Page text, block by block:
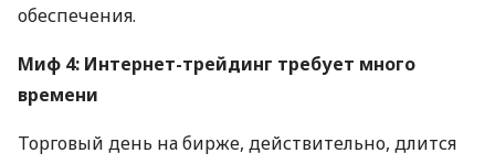
обеспечения.
Миф 4: Интернет-трейдинг требует много
времени
Торговый день на бирже, действительно, длится